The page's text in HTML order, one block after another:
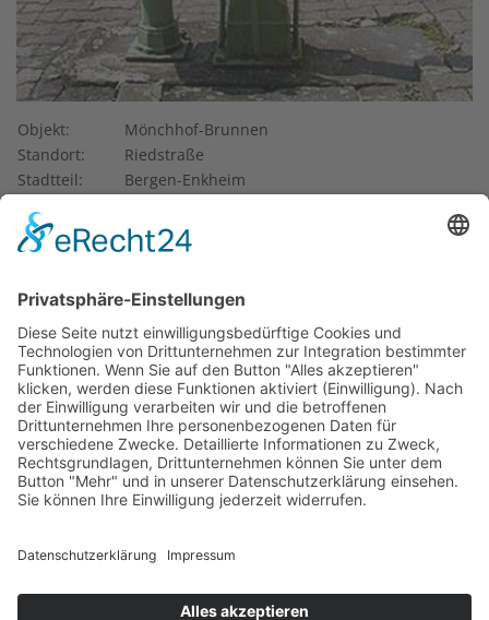
Objekt:
Mönchhof-Brunnen
Standort:
Riedstraße
Stadtteil:
Bergen-Enkheim
Material:
Gusseisen
Entstehung:
18. Jahrhundert
klassizistischer Pumpenbrunnen aus dem 18. Jahrhundert.
Er ist aus Gusseisen und ragt in seiner schmalen und
eleganten Form steil nach oben. Das Hofgut wurde unter
der ehemaligen Zisterzienserabtei Arnsburg von 1771 bis
1774 als symmetrische Hofanlage auf rechteckigem
Grundriss mit zurückliegendem Herrenhaus erneuert. Nach
der Säkularisierung wurde das Anwesen 1803 von den
Grafen von Solms übernommen und an die Enkheimer
Privatgelände.